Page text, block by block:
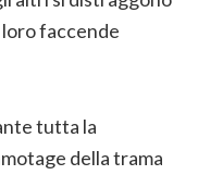
faccende
tutta la
della trama